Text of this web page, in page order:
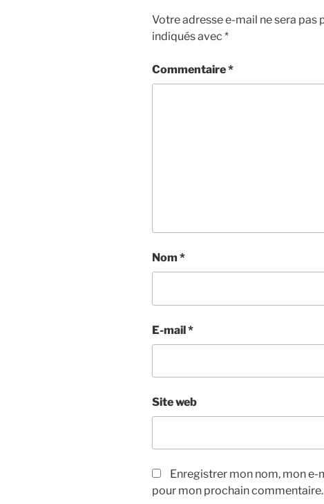
Votre adresse e-mail ne sera pas
indiqués avec *
Commentaire*
Nom *
E-mail*
Site web
Enregistrer mon nom, mon
pour mon prochain commentaire.